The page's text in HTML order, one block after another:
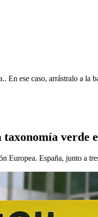
En ese caso, arrástralo a la
taxonomía
Europea. España, junto a